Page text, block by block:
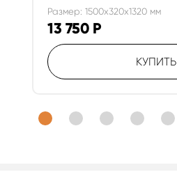
Размер: 1500x320x1320 мм
13 750 Р
КУПИТЬ